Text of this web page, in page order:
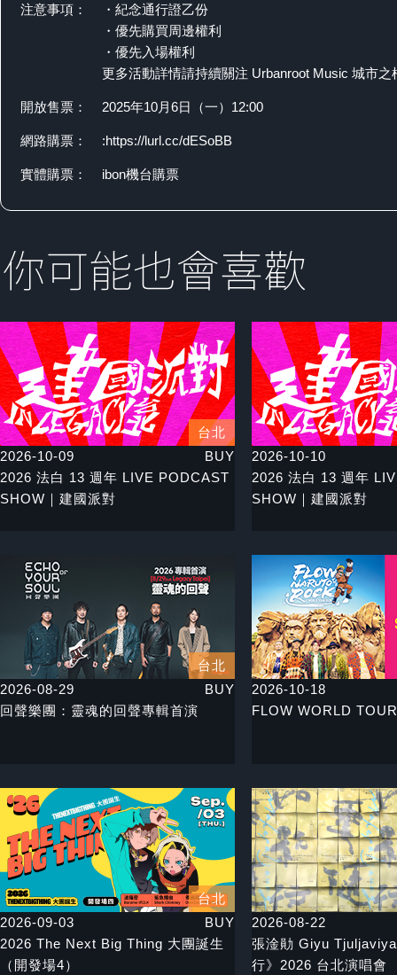
注意事項：
・紀念通行證乙份
・優先購買周邊權利
・優先入場權利
更多活動詳情請持續關注 Urbanroot Music 城市之
開放售票： 2025年10月6日（一）12:00
網路購票： :https://lurl.cc/dESoBB
實體購票： ibon機台購票
台北
2026-10-09
BUY
2026 法白 13 週年 LIVE PODCAST
SHOW｜建國派對
2026-10-10
2026 法白 13 週年
SHOW｜建國派對
台北
2026-08-29
BUY
回聲樂團：靈魂的回聲專輯首演
2026-10-18
FLOW WORLD
台北
2026-09-03
BUY
2026 The Next Big Thing 大團誕生
（開發場4）
2026-08-22
張淦勛 Giyu
行》2026 台北演唱會